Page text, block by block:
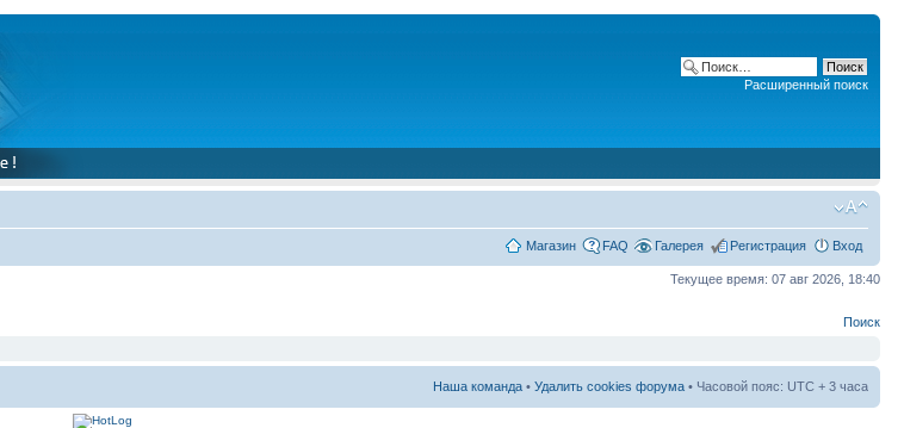
Расширенный поиск
Магазин FAQ Галерея Регистрация Вход
Текущее время: 07 авг 2026, 18:40
Поиск
Наша команда • Удалить cookies форума • Часовой пояс: UTC + 3 часа